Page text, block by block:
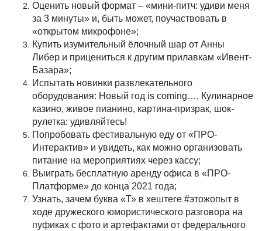
Оценить новый формат – «мини-питч: удиви меня
за 3 минуты» и, быть может, поучаствовать в
«открытом микрофоне»;
Купить изумительный ёлочный шар от Анны
Либер и прицениться к другим прилавкам «Ивент-
Базара»;
Испытать новинки развлекательного
оборудования: Новый год is coming…, Кулинарное
казино, живое пианино, картина-призрак, шок-
рулетка: удивляйтесь!
Попробовать фестивальную еду от «ПРО-
Интерактив» и увидеть, как можно организовать
питание на мероприятиях через кассу;
Выиграть бесплатную аренду офиса в «ПРО-
Платформе» до конца 2021 года;
Узнать, зачем буква «Т» в хештеге #этожопыт в
ходе дружеского юмористического разговора на
пуфиках с фото и артефактами от федерального